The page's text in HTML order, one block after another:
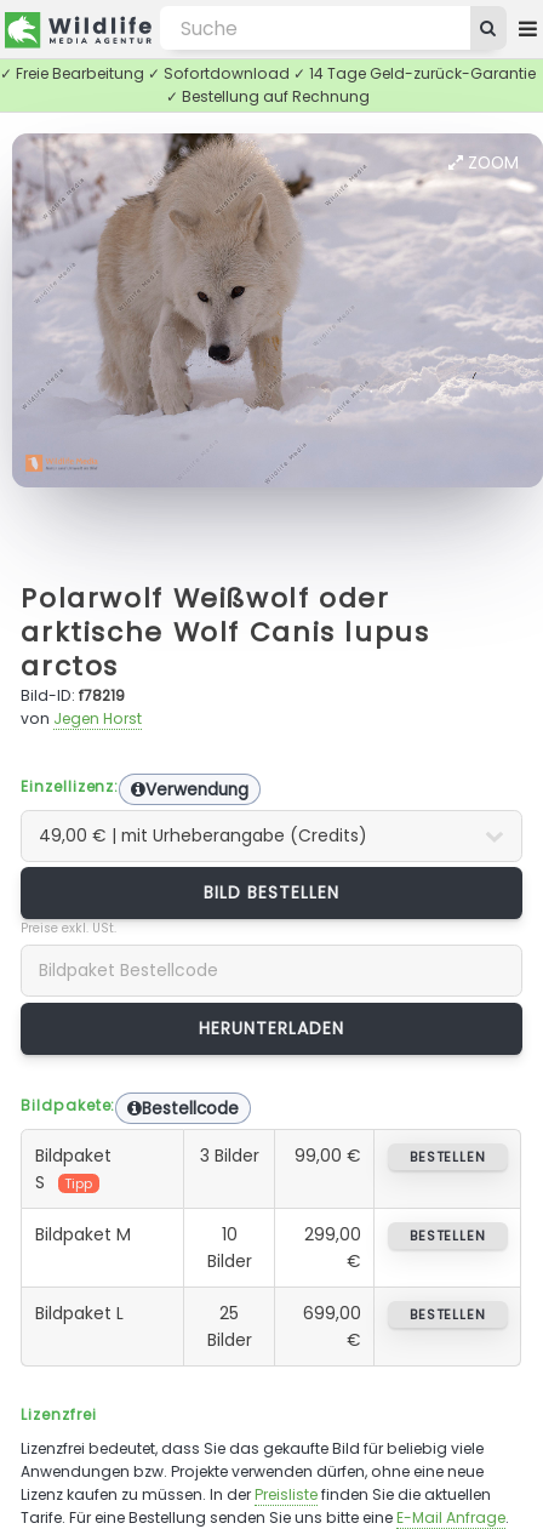
✓ Freie Bearbeitung ✓ Sofortdownload ✓ 14 Tage Geld-zurück-Garantie
✓ Bestellung auf Rechnung
ZOOM
Polarwolf Weißwolf oder
arktische Wolf Canis lupus
arctos
Bild-ID:f78219
von Jegen Horst
Einzellizenz: Verwendung
BILD BESTELLEN
Preise exkl. USt.
Bildpakete: Bestellcode
Bildpaket
S
Tipp
3 Bilder 99,00 € BESTELLEN
Bildpaket M
10
Bilder
299,00
€
BESTELLEN
Bildpaket L
25
Bilder
699,00
€
BESTELLEN
Lizenzfrei
Lizenzfrei bedeutet, dass Sie das gekaufte Bild für beliebig viele
Anwendungen bzw. Projekte verwenden dürfen, ohne eine neue
Lizenz kaufen zu müssen. In derPreislistefinden Sie die aktuellen
Tarife. Für eine Bestellung senden Sie uns bitte eineE-Mail Anfrage.